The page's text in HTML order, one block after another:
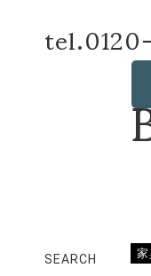
無垢
お手
コー
テー
ソフ
家
SEARCH